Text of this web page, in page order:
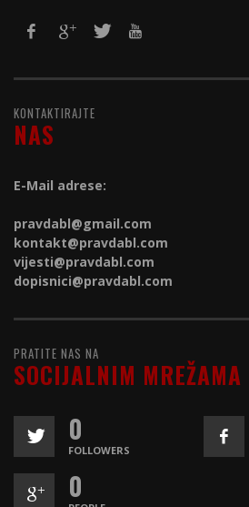
KONTAKTIRAJTE
NAS
E-Mail adrese:
pravdabl@gmail.com
kontakt@pravdabl.com
vijesti@pravdabl.com
dopisnici@pravdabl.com
PRATITE NAS NA
SOCIJALNIM MREŽAMA
0
FOLLOWERS
0